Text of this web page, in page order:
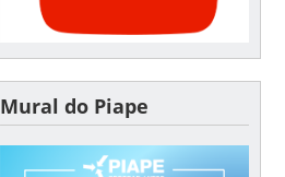
Mural do Piape